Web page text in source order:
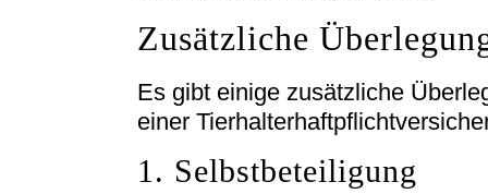
Zusätzliche
Es gibt einige zusätzliche
einer
1. Selbstbeteiligung